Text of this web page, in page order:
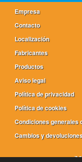
Empresa
Contacto
Localización
Fabricantes
Productos
Aviso legal
Política de privacidad
Política de cookies
Condiciones generales
Cambios y